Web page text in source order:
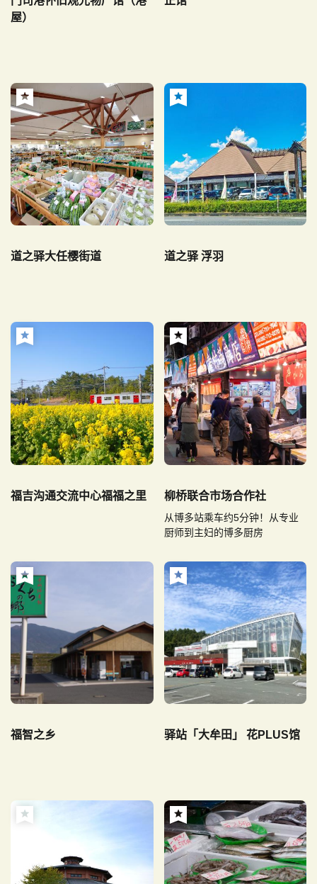
屋）
道之驿大任樱街道 道之驿 浮羽
福吉沟通交流中心福福之里 柳桥联合市场合作社
从博多站乘车约5分钟！从专业
厨师到主妇的博多厨房
福智之乡 驿站「大牟田」 花PLUS馆